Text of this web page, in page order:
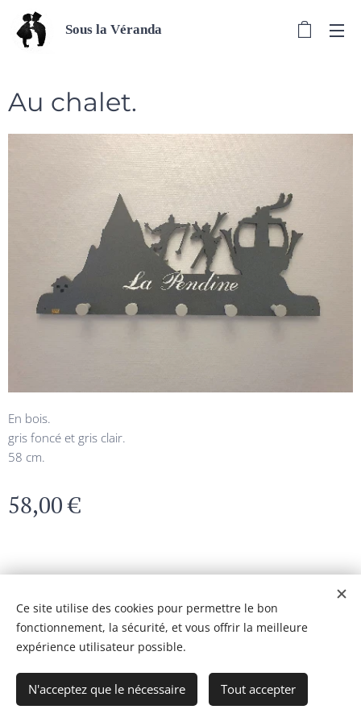
Sous la Véranda
Au chalet.
En bois.
gris foncé et gris clair.
58 cm.
58,00€
Ajouter au panier
© 2024 Tous droits réservés
Optimisé parWebnode Cookies
Ce site utilise des cookies pour permettre le bon
fonctionnement, la sécurité, et vous offrir la meilleure
expérience utilisateur possible.
N'acceptez que le nécessaire Tout accepter